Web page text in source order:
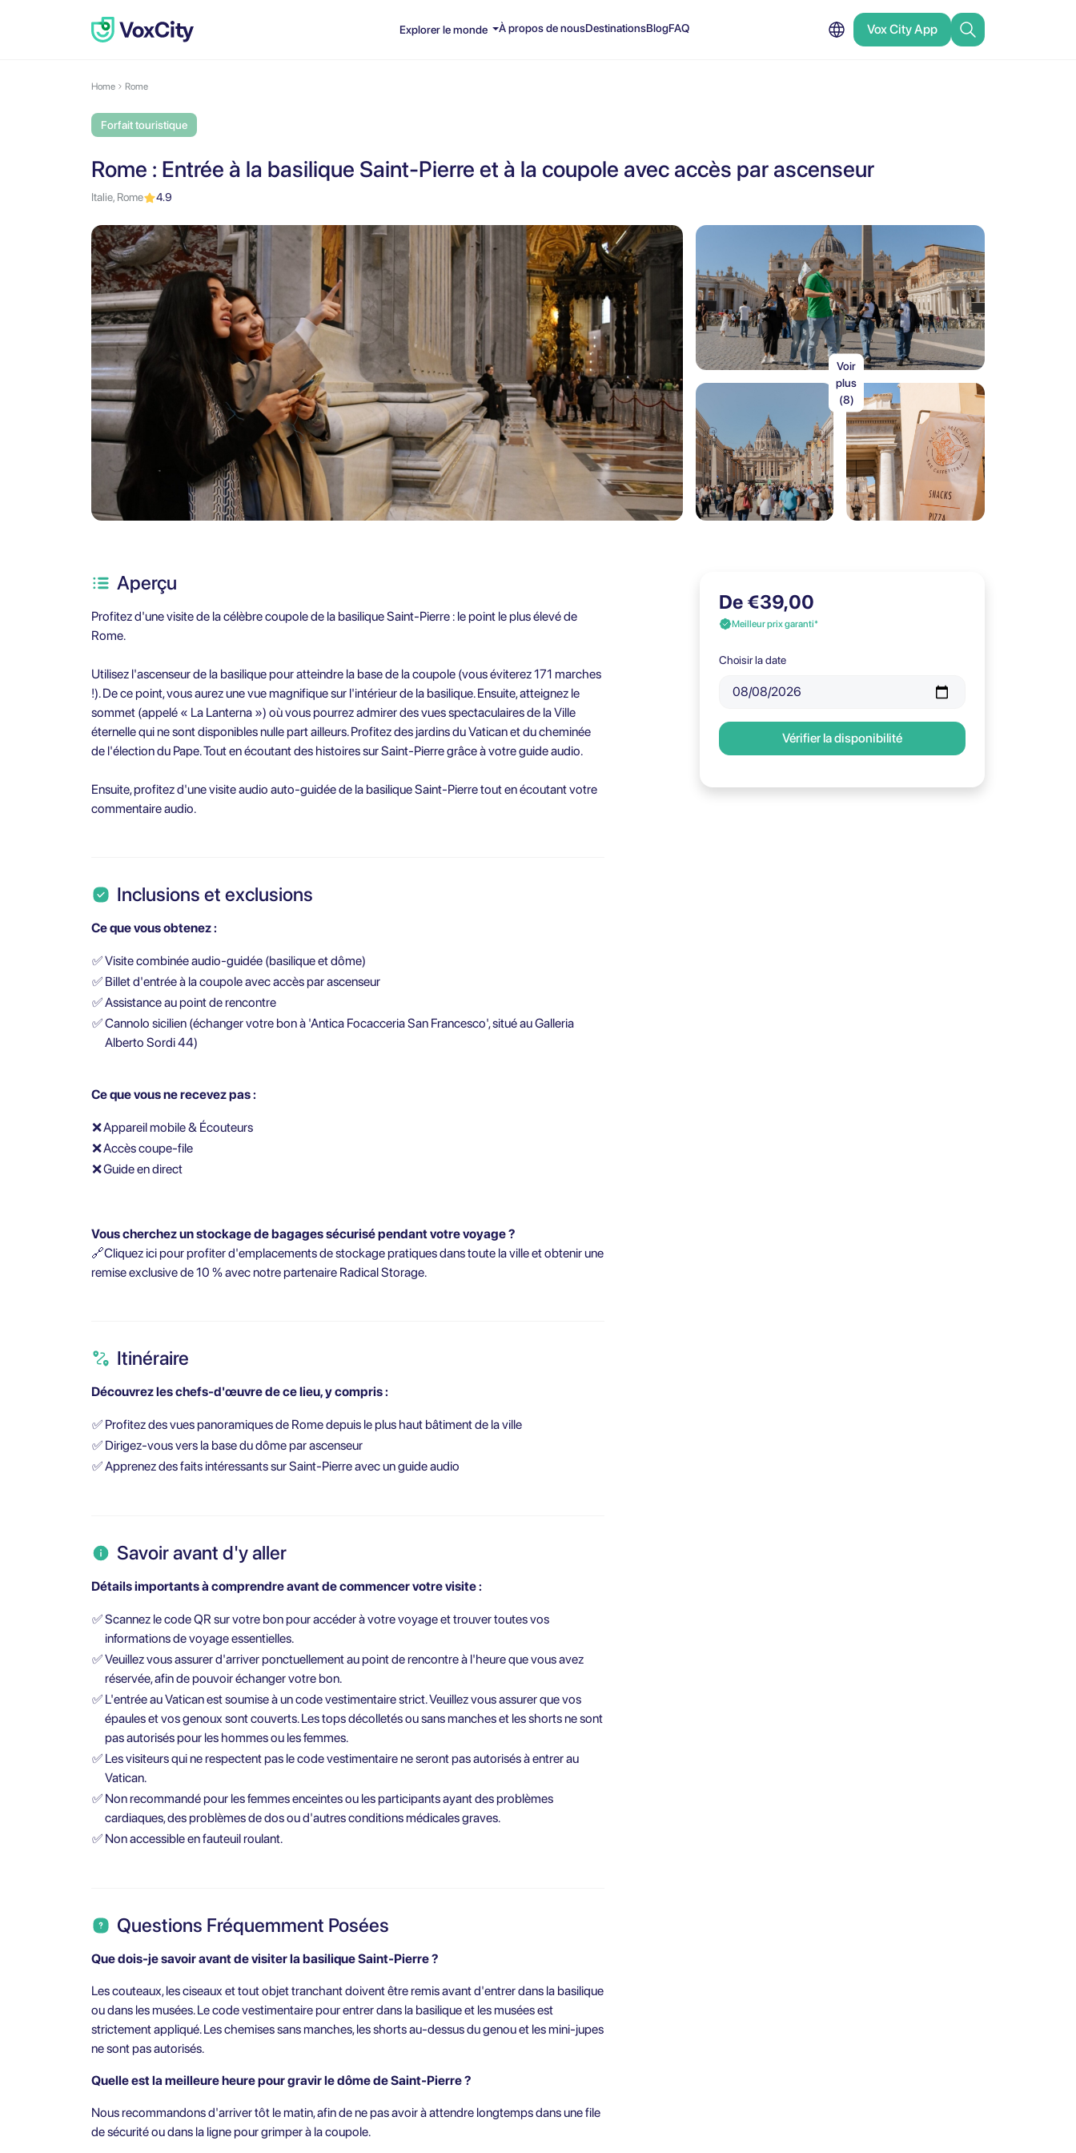
Explorer le monde À propos de nousDestinationsBlogFAQ Vox City App
Home Rome
Forfait touristique
Rome : Entrée à la basilique Saint-Pierre et à la coupole avec accès par ascenseur
Italie, Rome 4.9
Voir
plus
(8)
De €39,00
Meilleur prix garanti*
Choisir la date
Vérifier la disponibilité
Aperçu
Profitez d'une visite de la célèbre coupole de la basilique Saint-Pierre : le point le plus élevé de
Rome.
Utilisez l'ascenseur de la basilique pour atteindre la base de la coupole (vous éviterez 171 marches
!). De ce point, vous aurez une vue magnifique sur l'intérieur de la basilique. Ensuite, atteignez le
sommet (appelé « La Lanterna ») où vous pourrez admirer des vues spectaculaires de la Ville
éternelle qui ne sont disponibles nulle part ailleurs. Profitez des jardins du Vatican et du cheminée
de l'élection du Pape. Tout en écoutant des histoires sur Saint-Pierre grâce à votre guide audio.
Ensuite, profitez d'une visite audio auto-guidée de la basilique Saint-Pierre tout en écoutant votre
commentaire audio.
Inclusions et exclusions
Ce que vous obtenez :
✅Visite combinée audio-guidée (basilique et dôme)
✅ Billet d'entrée à la coupole avec accès par ascenseur
✅Assistance au point de rencontre
✅Cannolo sicilien (échanger votre bon à 'Antica Focacceria San Francesco', situé au Galleria
Alberto Sordi 44)
Ce que vous ne recevez pas :
❌Appareil mobile & Écouteurs
❌Accès coupe-file
❌Guide en direct
Vous cherchez un stockage de bagages sécurisé pendant votre voyage ?
🔗Cliquez ici pour profiter d'emplacements de stockage pratiques dans toute la ville et obtenir une
remise exclusive de 10 % avec notre partenaire Radical Storage.
Itinéraire
Découvrez les chefs-d'œuvre de ce lieu, y compris :
✅ Profitez des vues panoramiques de Rome depuis le plus haut bâtiment de la ville
✅ Dirigez-vous vers la base du dôme par ascenseur
✅Apprenez des faits intéressants sur Saint-Pierre avec un guide audio
Savoir avant d'y aller
Détails importants à comprendre avant de commencer votre visite :
✅Scannez le code QR sur votre bon pour accéder à votre voyage et trouver toutes vos
informations de voyage essentielles.
✅Veuillez vous assurer d'arriver ponctuellement au point de rencontre à l'heure que vous avez
réservée, afin de pouvoir échanger votre bon.
✅ L'entrée au Vatican est soumise à un code vestimentaire strict. Veuillez vous assurer que vos
épaules et vos genoux sont couverts. Les tops décolletés ou sans manches et les shorts ne sont
pas autorisés pour les hommes ou les femmes.
✅ Les visiteurs qui ne respectent pas le code vestimentaire ne seront pas autorisés à entrer au
Vatican.
✅ Non recommandé pour les femmes enceintes ou les participants ayant des problèmes
cardiaques, des problèmes de dos ou d'autres conditions médicales graves.
✅ Non accessible en fauteuil roulant.
Questions Fréquemment Posées
Que dois-je savoir avant de visiter la basilique Saint-Pierre ?
Les couteaux, les ciseaux et tout objet tranchant doivent être remis avant d'entrer dans la basilique
ou dans les musées. Le code vestimentaire pour entrer dans la basilique et les musées est
strictement appliqué. Les chemises sans manches, les shorts au-dessus du genou et les mini-jupes
ne sont pas autorisés.
Quelle est la meilleure heure pour gravir le dôme de Saint-Pierre ?
Nous recommandons d'arriver tôt le matin, afin de ne pas avoir à attendre longtemps dans une file
de sécurité ou dans la ligne pour grimper à la coupole.